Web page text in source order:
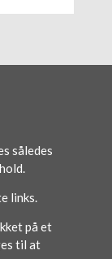
således
links.
på et
til at